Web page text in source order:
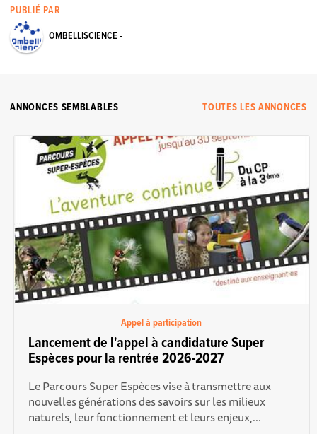
PUBLIÉ PAR
OMBELLISCIENCE -
TOUTES LES ANNONCES
ANNONCES SEMBLABLES
Appel à participation
Lancement de l'appel à candidature Super
Espèces pour la rentrée 2026-2027
Le Parcours Super Espèces vise à transmettre aux
nouvelles générations des savoirs sur les milieux
naturels, leur fonctionnement et leurs enjeux,...